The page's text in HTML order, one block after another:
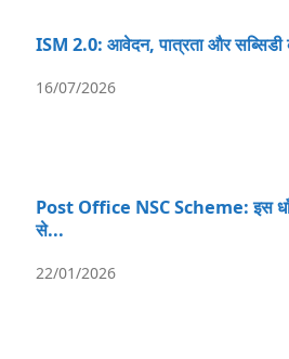
ISM 2.0: आवेदन, पात्रता और सब्सिडी
16/07/2026
Post Office NSC Scheme: इस
से...
22/01/2026